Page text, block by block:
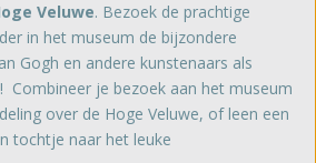
Veluwe. Bezoek de prachtige
in het museum de bijzondere
Gogh en andere kunstenaars als
Combineer je bezoek aan het museum
over de Hoge Veluwe, of leen een
tochtje naar het leuke